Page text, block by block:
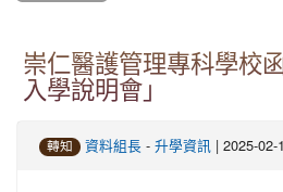
崇仁醫護管理專科學校
入學說明會」
轉知 資料組長 - 升學資訊 | 2025-